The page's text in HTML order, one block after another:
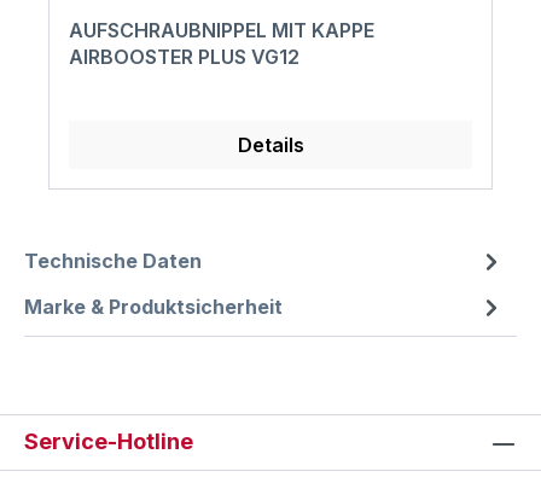
AUFSCHRAUBNIPPEL MIT KAPPE
AIRBOOSTER PLUS VG12
Details
Technische Daten
Marke & Produktsicherheit
Service-Hotline